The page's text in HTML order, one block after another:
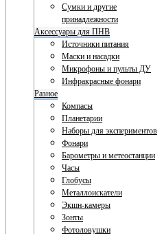
Сумки и другие
принадлежности
Аксессуары для ПНВ
Источники питания
Маски и насадки
Микрофоны и пульты ДУ
Инфракрасные фонари
Разное
Компасы
Планетарии
Наборы для экспериментов
Фонари
Барометры и метеостанции
Часы
Глобусы
Металлоискатели
Экшн-камеры
Зонты
Фотоловушки